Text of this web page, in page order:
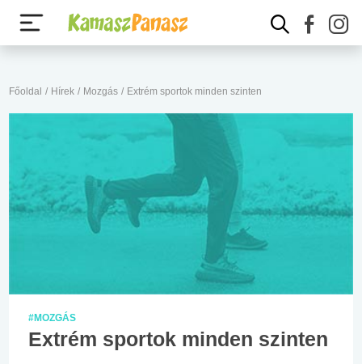
Főoldal / Hírek / Mozgás / Extrém sportok minden szinten
#MOZGÁS
Extrém sportok minden szinten